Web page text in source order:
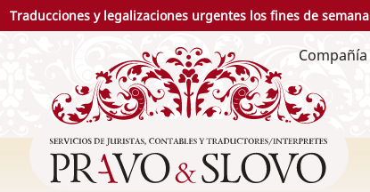
Traducciones y legalizaciones urgentes los fines de semana
Compañía